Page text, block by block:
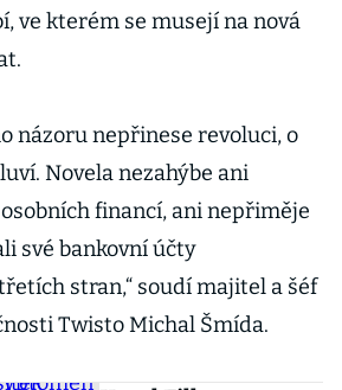
ve kterém se musejí na nová
názoru nepřinese revoluci, o
Novela nezahýbe ani
financí, ani nepřiměje
své bankovní účty
stran,“ soudí majitel a šéf
Twisto Michal Šmída.